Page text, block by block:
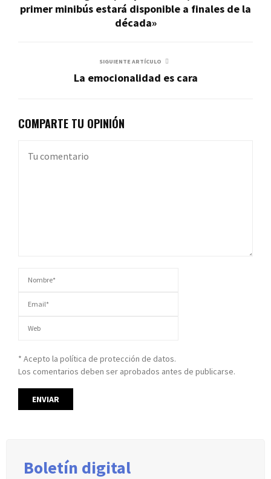
primer minibús estará disponible a finales de la
década»
SIGUIENTE ARTÍCULO
La emocionalidad es cara
COMPARTE TU OPINIÓN
* Acepto la política de protección de datos.
Los comentarios deben ser aprobados antes de publicarse.
Boletín digital